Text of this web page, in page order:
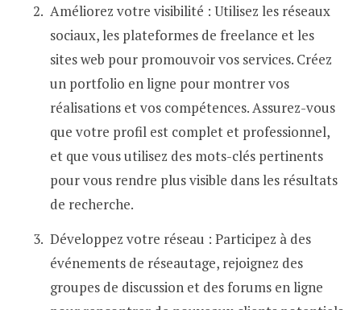
Améliorez votre visibilité : Utilisez les réseaux
sociaux, les plateformes de freelance et les
sites web pour promouvoir vos services. Créez
un portfolio en ligne pour montrer vos
réalisations et vos compétences. Assurez-vous
que votre profil est complet et professionnel,
et que vous utilisez des mots-clés pertinents
pour vous rendre plus visible dans les résultats
de recherche.
Développez votre réseau : Participez à des
événements de réseautage, rejoignez des
groupes de discussion et des forums en ligne